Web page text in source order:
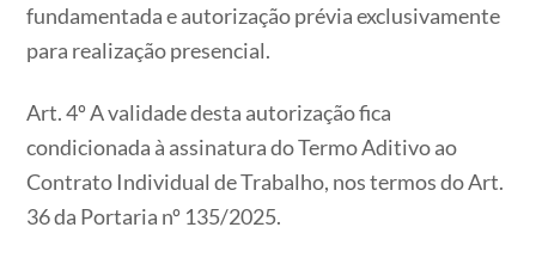
fundamentada e autorização prévia exclusivamente
para realização presencial.
Art. 4º A validade desta autorização fica
condicionada à assinatura do Termo Aditivo ao
Contrato Individual de Trabalho, nos termos do Art.
36 da Portaria nº 135/2025.